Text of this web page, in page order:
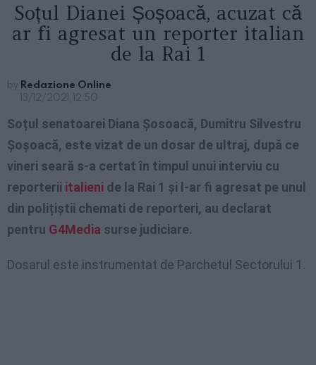
Soțul Dianei Șoșoacă, acuzat că
ar fi agresat un reporter italian
de la Rai 1
by Redazione Online
13/12/2021, 12:50
Soțul senatoarei Diana Șosoacă, Dumitru Silvestru
Șoșoacă, este vizat de un dosar de ultraj, după ce
vineri seară s-a certat în timpul unui interviu cu
reporterii italieni de la Rai 1 și l-ar fi agresat pe unul
din polițiștii chemati de reporteri, au declarat
pentru G4Media surse judiciare.
Dosarul este instrumentat de Parchetul Sectorului 1.